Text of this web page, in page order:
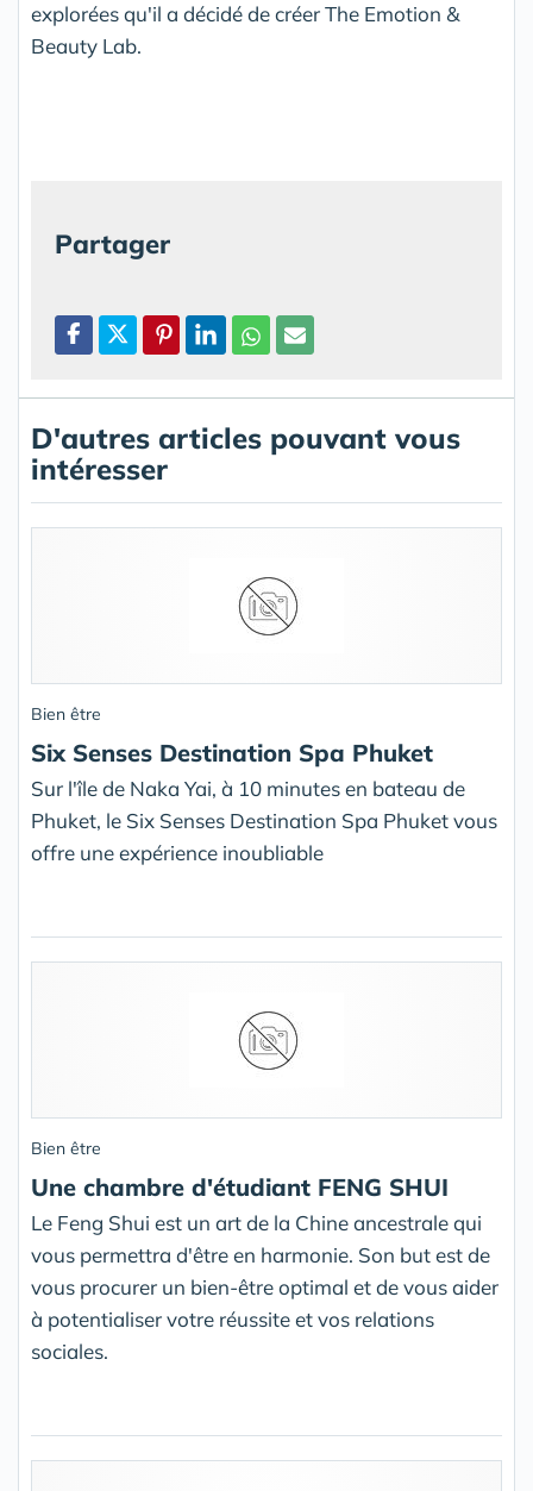
explorées qu'il a décidé de créer The Emotion &
Beauty Lab.
Partager
D'autres articles pouvant vous
intéresser
Bien être
Six Senses Destination Spa Phuket
Sur l'île de Naka Yai, à 10 minutes en bateau de
Phuket, le Six Senses Destination Spa Phuket vous
offre une expérience inoubliable
Bien être
Une chambre d'étudiant FENG SHUI
Le Feng Shui est un art de la Chine ancestrale qui
vous permettra d'être en harmonie. Son but est de
vous procurer un bien-être optimal et de vous aider
à potentialiser votre réussite et vos relations
sociales.